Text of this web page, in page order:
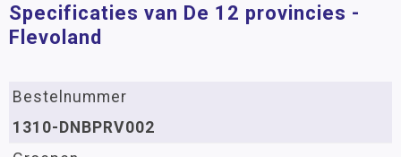
Specificaties van De 12 provincies -
Flevoland
Bestelnummer
1310-DNBPRV002